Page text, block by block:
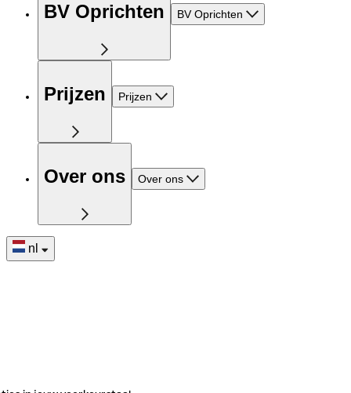
BV Oprichten BV Oprichten
Prijzen Prijzen
Over ons Over ons
nl